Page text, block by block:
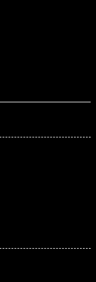
广东省揭阳市榕城进贤门步行街爱彼售后服务中心（需提前预约）
广东省梅州市梅江区金燕大道爱彼售后服务中心（需提前预约）